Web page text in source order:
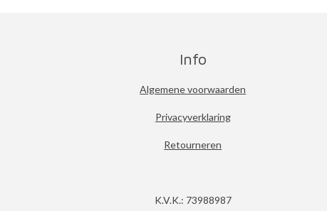
Info
Algemene voorwaarden
Privacyverklaring
Retourneren
K.V.K.: 73988987